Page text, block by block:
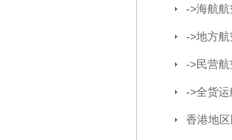
->海航航
->地方航
->民营航
->全货运
香港地